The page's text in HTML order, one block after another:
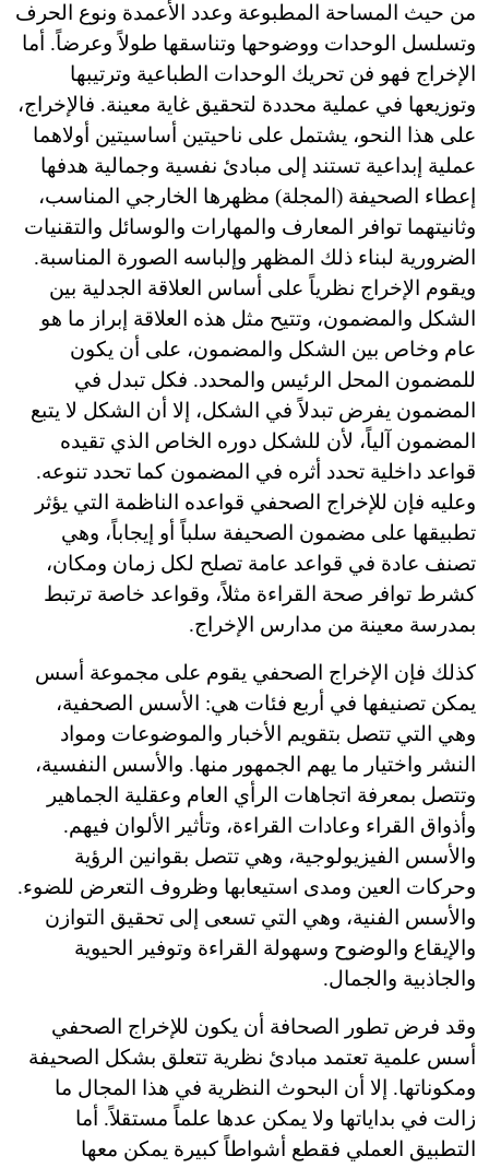
من حيث المساحة المطبوعة وعدد الأعمدة ونوع الحرف
وتسلسل الوحدات ووضوحها وتناسقها طولاً وعرضاً. أما
الإخراج فهو فن تحريك الوحدات الطباعية وترتيبها
وتوزيعها في عملية محددة لتحقيق غاية معينة. فالإخراج،
على هذا النحو، يشتمل على ناحيتين أساسيتين أولاهما
عملية إبداعية تستند إلى مبادئ نفسية وجمالية هدفها
إعطاء الصحيفة (المجلة) مظهرها الخارجي المناسب،
وثانيتهما توافر المعارف والمهارات والوسائل والتقنيات
الضرورية لبناء ذلك المظهر وإلباسه الصورة المناسبة.
ويقوم الإخراج نظرياً على أساس العلاقة الجدلية بين
الشكل والمضمون، وتتيح مثل هذه العلاقة إبراز ما هو
عام وخاص بين الشكل والمضمون، على أن يكون
للمضمون المحل الرئيس والمحدد. فكل تبدل في
المضمون يفرض تبدلاً في الشكل، إلا أن الشكل لا يتبع
المضمون آلياً، لأن للشكل دوره الخاص الذي تقيده
قواعد داخلية تحدد أثره في المضمون كما تحدد تنوعه.
وعليه فإن للإخراج الصحفي قواعده الناظمة التي يؤثر
تطبيقها على مضمون الصحيفة سلباً أو إيجاباً، وهي
تصنف عادة في قواعد عامة تصلح لكل زمان ومكان،
كشرط توافر صحة القراءة مثلاً، وقواعد خاصة ترتبط
بمدرسة معينة من مدارس الإخراج.
كذلك فإن الإخراج الصحفي يقوم على مجموعة أسس
يمكن تصنيفها في أربع فئات هي: الأسس الصحفية،
وهي التي تتصل بتقويم الأخبار والموضوعات ومواد
النشر واختيار ما يهم الجمهور منها. والأسس النفسية،
وتتصل بمعرفة اتجاهات الرأي العام وعقلية الجماهير
وأذواق القراء وعادات القراءة، وتأثير الألوان فيهم.
والأسس الفيزيولوجية، وهي تتصل بقوانين الرؤية
وحركات العين ومدى استيعابها وظروف التعرض للضوء.
والأسس الفنية، وهي التي تسعى إلى تحقيق التوازن
والإيقاع والوضوح وسهولة القراءة وتوفير الحيوية
والجاذبية والجمال.
وقد فرض تطور الصحافة أن يكون للإخراج الصحفي
أسس علمية تعتمد مبادئ نظرية تتعلق بشكل الصحيفة
ومكوناتها. إلا أن البحوث النظرية في هذا المجال ما
زالت في بداياتها ولا يمكن عدها علماً مستقلاً. أما
التطبيق العملي فقطع أشواطاً كبيرة يمكن معها